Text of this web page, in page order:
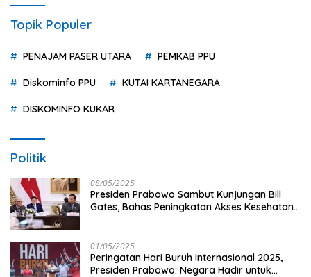
Topik Populer
PENAJAM PASER UTARA PEMKAB PPU
Diskominfo PPU KUTAI KARTANEGARA
DISKOMINFO KUKAR
Politik
08/05/2025
Presiden Prabowo Sambut Kunjungan Bill
Gates, Bahas Peningkatan Akses Kesehatan
01/05/2025
Peringatan Hari Buruh Internasional 2025,
Presiden Prabowo: Negara Hadir untuk